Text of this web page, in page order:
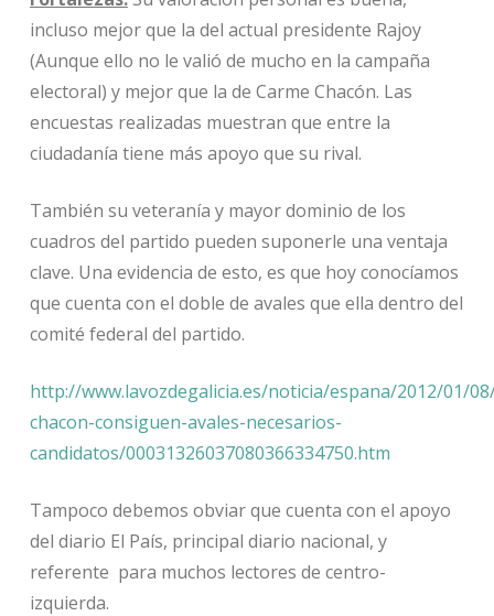
incluso mejor que la del actual presidente Rajoy
(Aunque ello no le valió de mucho en la campaña
electoral) y mejor que la de Carme Chacón. Las
encuestas realizadas muestran que entre la
ciudadanía tiene más apoyo que su rival.
También su veteranía y mayor dominio de los
cuadros del partido pueden suponerle una ventaja
clave. Una evidencia de esto, es que hoy conocíamos
que cuenta con el doble de avales que ella dentro del
comité federal del partido.
http://www.lavozdegalicia.es/noticia/espana/2012/01/
chacon-consiguen-avales-necesarios-
candidatos/00031326037080366334750.htm
Tampoco debemos obviar que cuenta con el apoyo
del diario El País, principal diario nacional, y
referente para muchos lectores de centro-
izquierda.